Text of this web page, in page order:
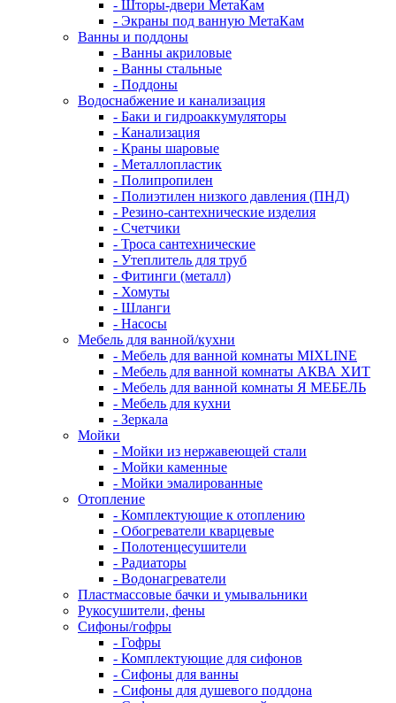
- Шторы-двери МетаКам
- Экраны под ванную МетаКам
Ванны и поддоны
- Ванны акриловые
- Ванны стальные
- Поддоны
Водоснабжение и канализация
- Баки и гидроаккумуляторы
- Канализация
- Краны шаровые
- Металлопластик
- Полипропилен
- Полиэтилен низкого давления (ПНД)
- Резино-сантехнические изделия
- Счетчики
- Троса сантехнические
- Утеплитель для труб
- Фитинги (металл)
- Хомуты
- Шланги
- Насосы
Мебель для ванной/кухни
- Мебель для ванной комнаты MIXLINE
- Мебель для ванной комнаты АКВА ХИТ
- Мебель для ванной комнаты Я МЕБЕЛЬ
- Мебель для кухни
- Зеркала
Мойки
- Мойки из нержавеющей стали
- Мойки каменные
- Мойки эмалированные
Отопление
- Комплектующие к отоплению
- Обогреватели кварцевые
- Полотенцесушители
- Радиаторы
- Водонагреватели
Пластмассовые бачки и умывальники
Рукосушители, фены
Сифоны/гофры
- Гофры
- Комплектующие для сифонов
- Сифоны для ванны
- Сифоны для душевого поддона